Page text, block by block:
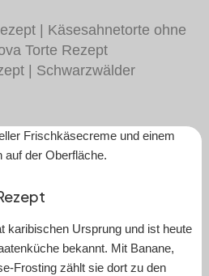
Käsesahnetorte ohne
Torte Rezept
Schwarzwälder
karibischen Ursprung und ist heute
bekannt. Mit Banane,
Frosting zählt sie dort zu den